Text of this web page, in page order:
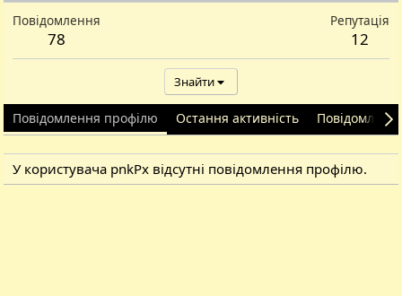
Повідомлення
78
Репутація
12
Знайти
Повідомлення профілю Остання активність
У користувача pnkPx відсутні повідомлення профілю.